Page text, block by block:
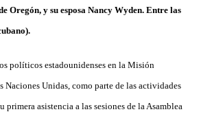
Oregón, y su esposa Nancy Wyden. Entre las
políticos estadounidenses en la Misión
Naciones Unidas, como parte de las actividades
primera asistencia a las sesiones de la Asamblea